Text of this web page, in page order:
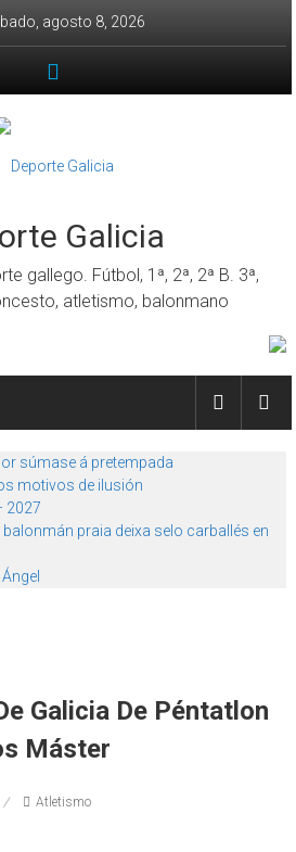
agosto 8, 2026
Galicia
gallego. Fútbol, 1ª, 2ª, 2ª B. 3ª,
atletismo, balonmano
súmase á pretempada
motivos de ilusión
2027
praia deixa selo carballés en
Galicia De Péntatlon
Máster
Atletismo